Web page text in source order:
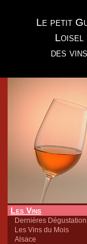
Le petit
Loisel
des vins
Les Vins
Dernières
Les Vins du Mois
Alsace